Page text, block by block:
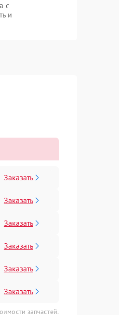
с
и
Заказать
Заказать
Заказать
Заказать
Заказать
Заказать
запчастей.